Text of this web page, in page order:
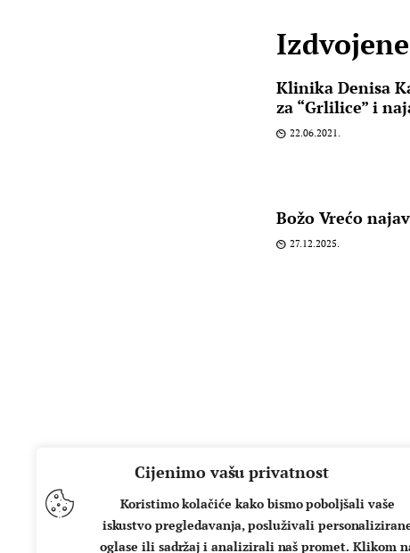
Cijenimo vašu privatnost
Koristimo kolačiće kako bismo poboljšali vaše
iskustvo pregledavanja, posluživali
oglase ili sadržaj i analizirali naš promet. Klikom
Klinika Denisa
za “Grlilice” i
22.06.2021.
Božo Vrećo
27.12.2025.